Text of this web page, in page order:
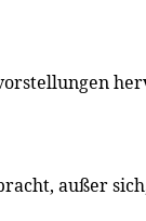
außer